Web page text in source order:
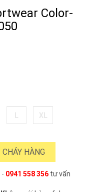
Color-
CHÁY HÀNG
- 0941 558 356 tư vấn